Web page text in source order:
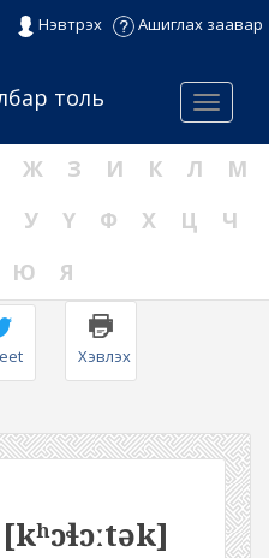
Нэвтрэх Ашиглах заавар
Menu
толь
Ж З И К Л
М
У Ү Ф Х Ц
Ч
Ю Я
Хэвлэх
[kʰɔɬɔːtək]